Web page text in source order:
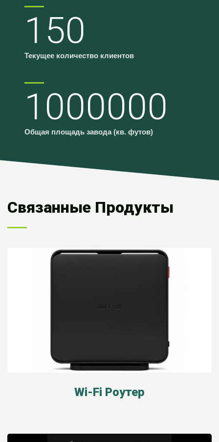
150
Текущее количество клиентов
1000000
Общая площадь завода (кв. футов)
Связанные Продукты
Wi-Fi Роутер